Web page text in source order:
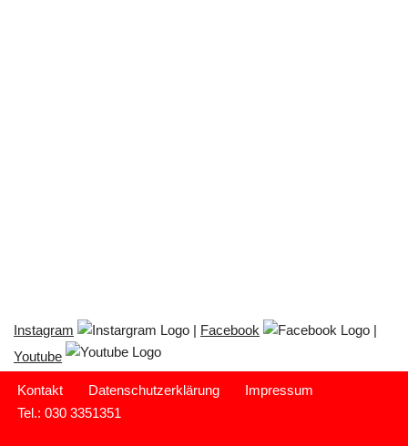
Instagram | Facebook
|
Youtube
Kontakt Datenschutzerklärung
Impressum
Tel.: 030 3351351